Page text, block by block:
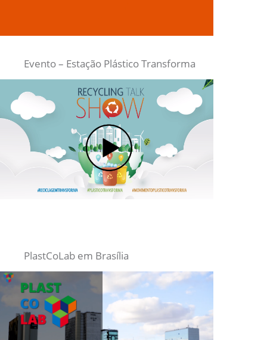
Evento – Estação Plástico Transforma
PlastCoLab em Brasília